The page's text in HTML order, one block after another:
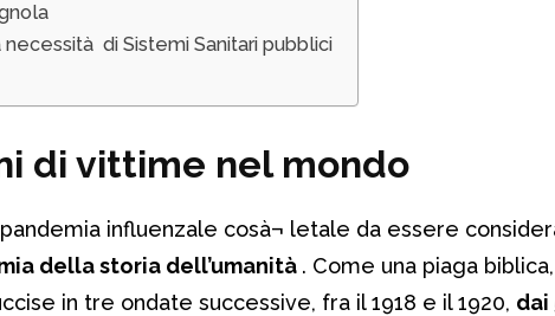
di Sistemi Sanitari pubblici
di vittime nel mondo
pandemia influenzale cosà¬ letale da essere
della storia dell’umanità . Come una piaga biblica,
in tre ondate successive, fra il 1918 e il 1920, dai